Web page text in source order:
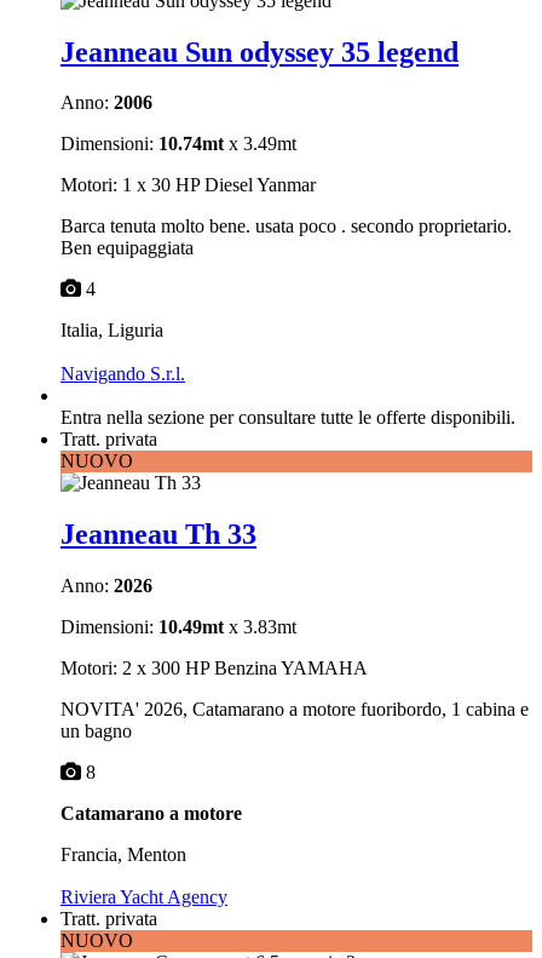
Jeanneau Sun odyssey 35 legend
Anno: 2006
Dimensioni: 10.74mtx 3.49mt
Motori: 1 x 30 HP Diesel Yanmar
Barca tenuta molto bene. usata poco . secondo proprietario.
Ben equipaggiata
4
Italia, Liguria
Navigando S.r.l.
Entra nella sezione per consultare tutte le offerte disponibili.
Tratt. privata
NUOVO
Jeanneau Th 33
Anno: 2026
Dimensioni: 10.49mt x 3.83mt
Motori: 2 x 300 HP Benzina YAMAHA
NOVITA' 2026, Catamarano a motore fuoribordo, 1 cabina e
un bagno
8
Catamarano a motore
Francia, Menton
Riviera Yacht Agency
Tratt. privata
NUOVO